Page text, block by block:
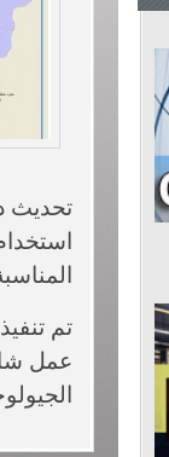
تحديث
تم
عمل